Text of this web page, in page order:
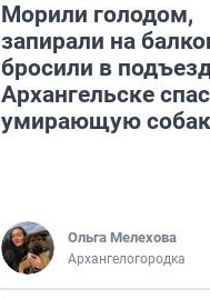
Морили голодом,
запирали на
бросили в
Архангельске
умирающую
Ольга Мелехова
Архангелогородка